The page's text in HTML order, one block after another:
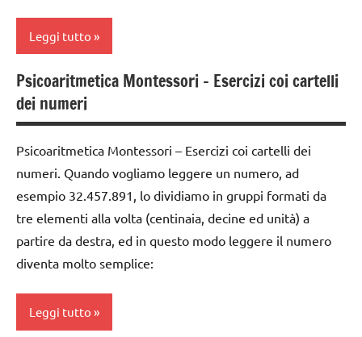
MATEMATICA
MONTESSORI
moltiplicazione
riciclare
ARGOMENTI
PER ETA'
TUTTI GLI
ARTICOLI
PRATICA
per
contare
GUIDA
DIDATTICA
MONTESSORI
e
scrivere
i
numeri
MATEMATICA
MONTESSORI
Montessori
Leggi tutto
classe
1a
2a
3 ai
6
anni
dai
6
anni
Psicoaritmetica Montessori – Esercizi coi cartelli
dei numeri
Psicoaritmetica Montessori – Esercizi coi cartelli dei
numeri. Quando vogliamo leggere un numero, ad
esempio 32.457.891, lo dividiamo in gruppi formati da
tre elementi alla volta (centinaia, decine ed unità) a
partire da destra, ed in questo modo leggere il numero
diventa molto semplice:
Leggi tutto